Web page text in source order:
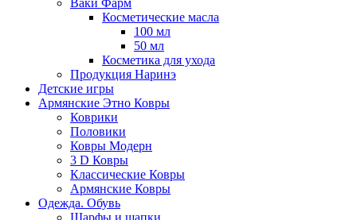
Ваки Фарм
Косметические масла
100 мл
50 мл
Косметика для ухода
Продукция Наринэ
Детские игры
Армянские Этно Ковры
Коврики
Половики
Ковры Модерн
3 D Ковры
Классические Ковры
Армянские Ковры
Одежда. Обувь
Шарфы и шапки